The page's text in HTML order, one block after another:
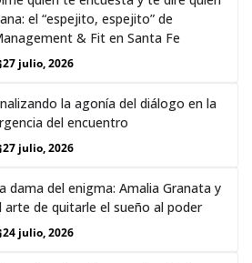
el “espejito, espejito” de
& Fit en Santa Fe
27 julio, 2026
la agonía del diálogo en la
del encuentro
27 julio, 2026
dama del enigma: Amalia Granata y
arte de quitarle el sueño al poder
24 julio, 2026